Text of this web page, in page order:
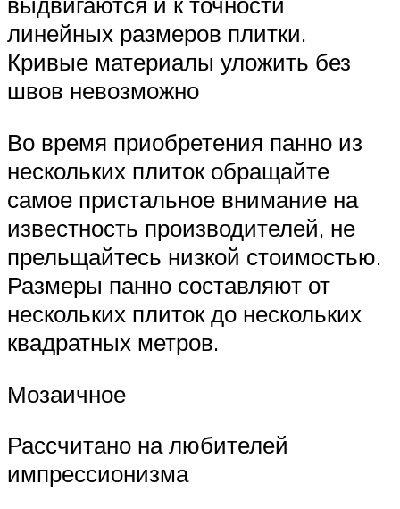
линейных размеров плитки.
Кривые материалы уложить без
швов невозможно
Во время приобретения панно из
нескольких плиток обращайте
самое пристальное внимание на
известность производителей, не
прельщайтесь низкой стоимостью.
Размеры панно составляют от
нескольких плиток до нескольких
квадратных метров.
Мозаичное
Рассчитано на любителей
импрессионизма